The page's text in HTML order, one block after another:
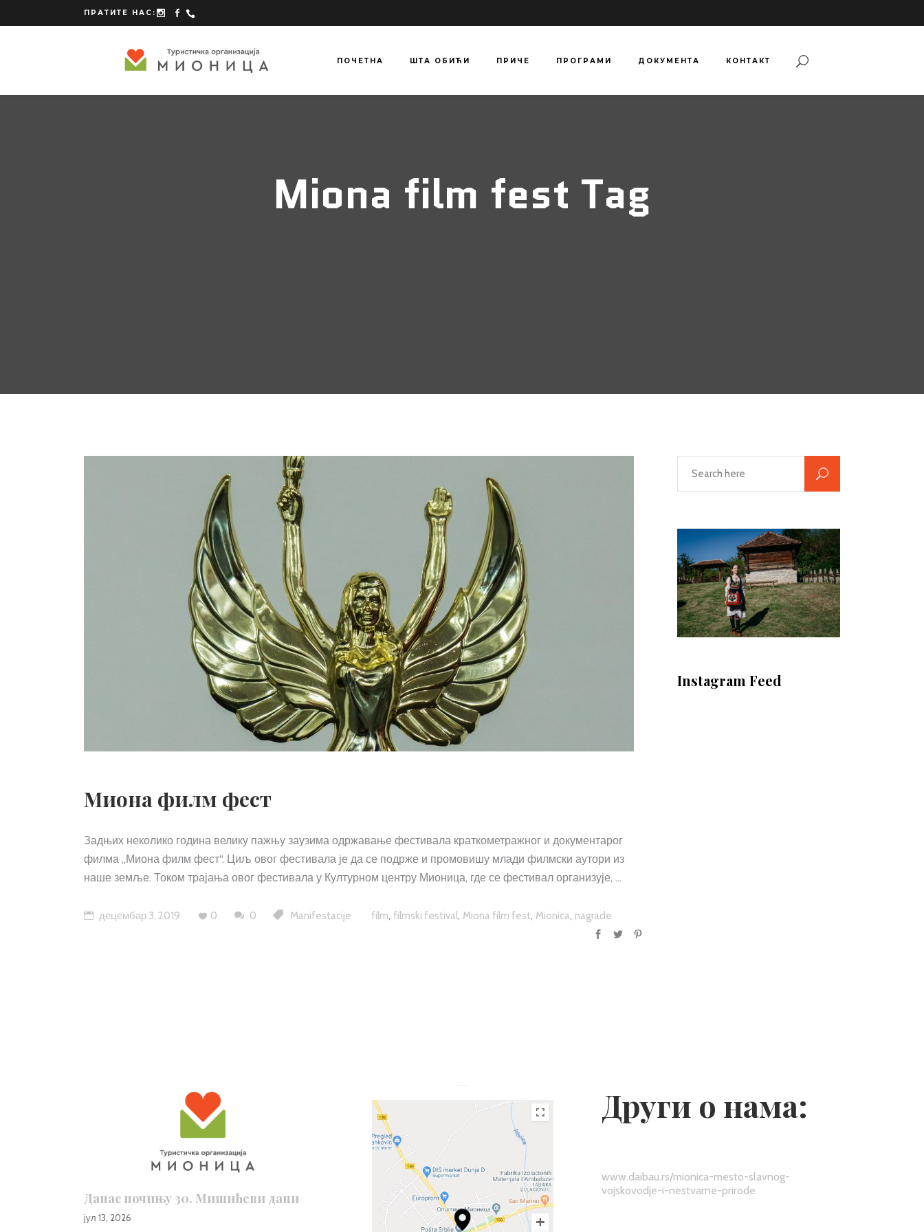
ПРАТИТЕ НАС:
ПОЧЕТНА ШТА ОБИЋИ ПРИЧЕ ПРОГРАМИ ДОКУМЕНТА КОНТАКТ
Miona film fest Tag
Миона филм фест
Задњих неколико година велику пажњу заузима одржавање фестивала краткометражног и документарог
филма „Миона филм фест“. Циљ овог фестивала је да се подрже и промовишу млади филмски аутори из
наше земље. Током трајања овог фестивала у Културном центру Мионица, где се фестивал организује,
децембар 3, 2019 0 0 Manifestacije film, filmski festival, Miona film fest, Mionica, nagrade
Instagram Feed
Данас почињу 30. Мишићеви дани
јул 13, 2026
Други о нама:
www.daibau.rs/mionica-mesto-slavnog-
vojskovodje-i-nestvarne-prirode